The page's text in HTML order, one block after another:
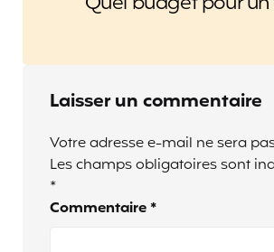
Laisser un commentaire
Votre adresse e-mail ne sera
Les champs obligatoires sont
*
Commentaire *